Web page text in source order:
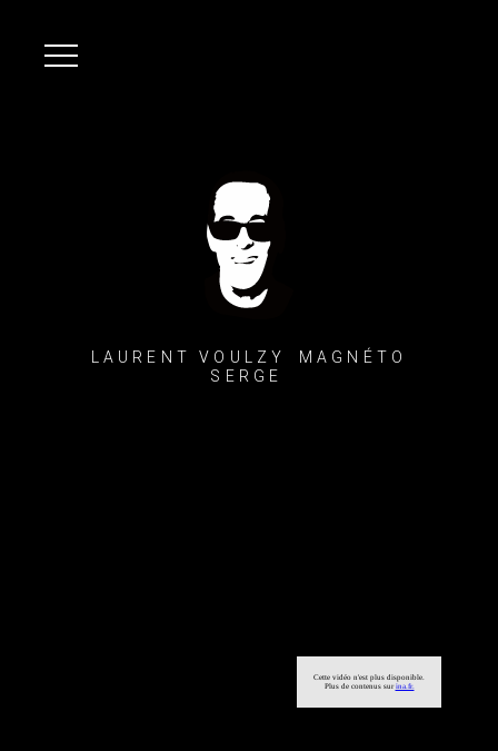
LAURENT VOULZY MAGNÉTO
SERGE